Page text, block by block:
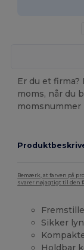
Er du et
moms, når du
Bemærk, at farven på
svarer nøjagtigt til den
Sikker
Holdbar